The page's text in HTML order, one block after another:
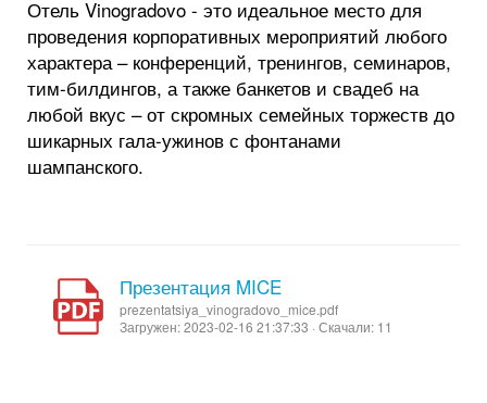
Отель Vinogradovo - это идеальное место для
проведения корпоративных мероприятий любого
характера – конференций, тренингов, семинаров,
тим-билдингов, а также банкетов и свадеб на
любой вкус – от скромных семейных торжеств до
шикарных гала-ужинов с фонтанами
шампанского.
Презентация MICE
prezentatsiya_vinogradovo_mice.pdf
Загружен: 2023-02-16 21:37:33 · Скачали: 11